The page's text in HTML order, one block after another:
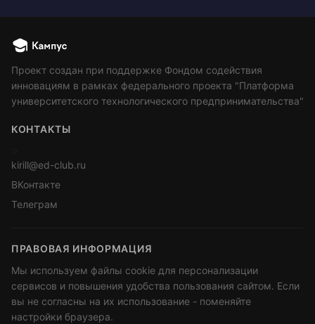
Проект создан при поддержке Фондом содействия
инновациям в рамках федерального проекта "Платформа
университетского технологического предпринимательства"
КОНТАКТЫ
>
kirill@ed-club.ru
ВКонтакте
Телеграм
ПРАВОВАЯ ИНФОРМАЦИЯ
Мы используем файлы cookie для персонализации
сервисов и повышения удобства пользования сайтом. Если
вы не согласны на их использование - поменяйте
настройки браузера.